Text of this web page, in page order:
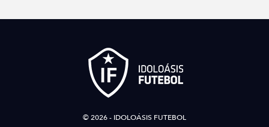
© 2026 - IDOLOÁSIS FUTEBOL